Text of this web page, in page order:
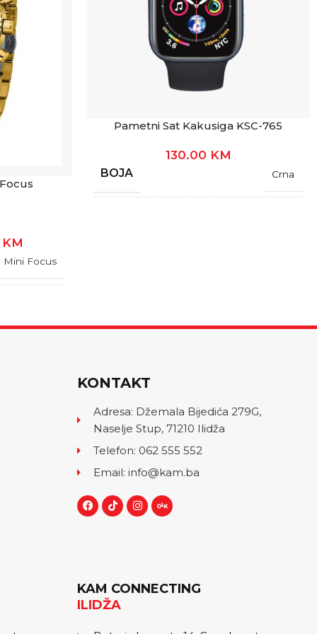
KM
Mini Focus
Pametni Sat Kakusiga KSC-765
130.00 KM
BOJA Crna
KONTAKT
Adresa: Džemala Bijedića 279G,
Naselje Stup, 71210 Ilidža
Telefon: 062 555 552
Email: info@kam.ba
KAM CONNECTING
ILIDŽA